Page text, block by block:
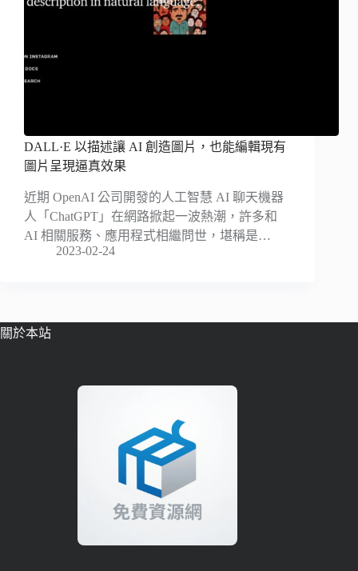
DALL·E 以描述讓 AI 創造圖片，也能編輯現有
圖片呈現逼真效果
近期 OpenAI 公司開發的人工智慧 AI 聊天機器
人「ChatGPT」在網路掀起一波熱潮，許多和
AI 相關服務、應用程式相繼問世，堪稱是…
2023-02-24
關於本站